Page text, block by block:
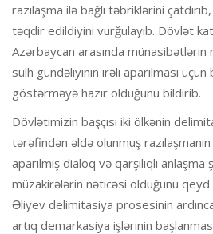
razılaşma ilə bağlı təbriklərini
təqdir edildiyini vurğulayıb. Dövlət
Azərbaycan arasında münasibətlərin
sülh gündəliyinin irəli aparılması
göstərməyə hazır olduğunu bildirib.
Dövlətimizin başçısı iki ölkənin
tərəfindən əldə olunmuş
aparılmış dialoq və qarşılıqlı
müzakirələrin nəticəsi olduğunu
Əliyev delimitasiya prosesinin
artıq demarkasiya işlərinin